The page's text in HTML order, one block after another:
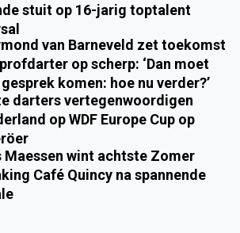
stuit op 16-jarig toptalent
van Barneveld zet toekomst
op scherp: ‘Dan moet
komen: hoe nu verder?’
darters vertegenwoordigen
op WDF Europe Cup op
Maessen wint achtste Zomer
Café Quincy na spannende